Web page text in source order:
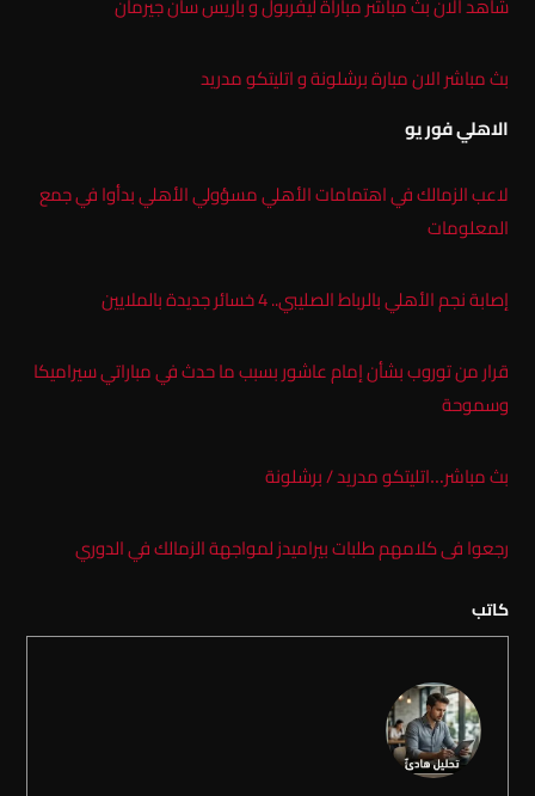
بث مباشر الان مبارة برشلونة و اتليتكو مدريد
الاهلي فور يو
لاعب الزمالك في اهتمامات الأهلي مسؤولي الأهلي بدأوا في جمع
المعلومات
إصابة نجم الأهلي بالرباط الصليبي.. 4 خسائر جديدة بالملايين
قرار من توروب بشأن إمام عاشور بسبب ما حدث في مباراتي سيراميكا
وسموحة
بث مباشر…اتليتكو مدريد / برشلونة
رجعوا فى كلامهم طلبات بيراميدز لمواجهة الزمالك في الدوري
كاتب